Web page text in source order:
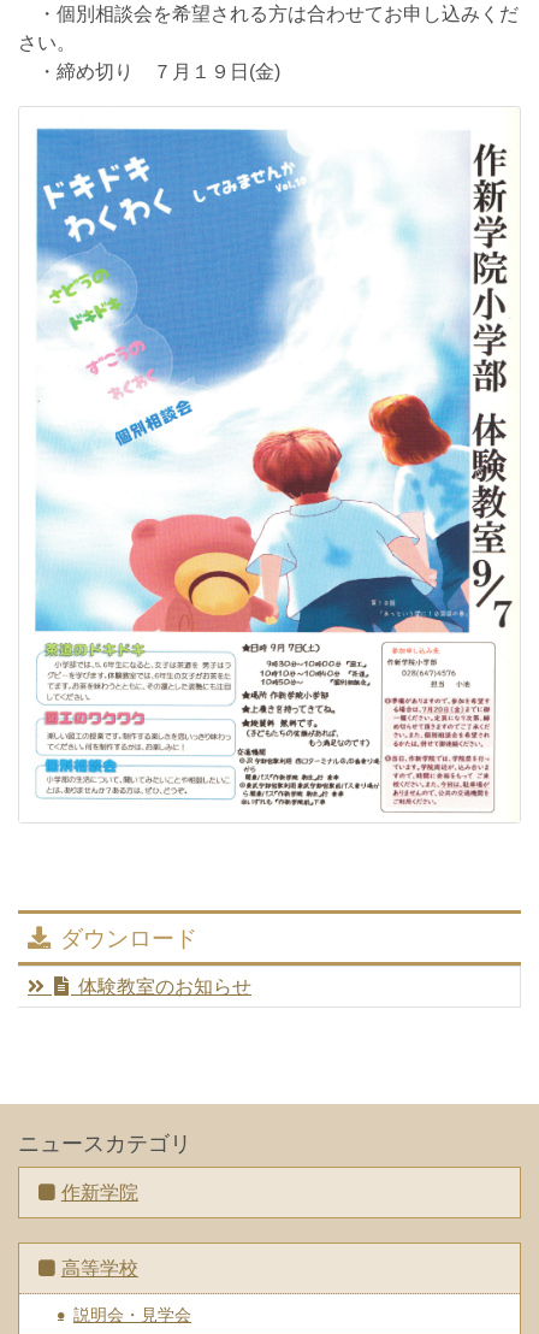
・個別相談会を希望される方は合わせてお申し込みくだ
さい。
・締め切り ７月１９日(金)
ダウンロード
体験教室のお知らせ
ニュースカテゴリ
作新学院
高等学校
説明会・見学会